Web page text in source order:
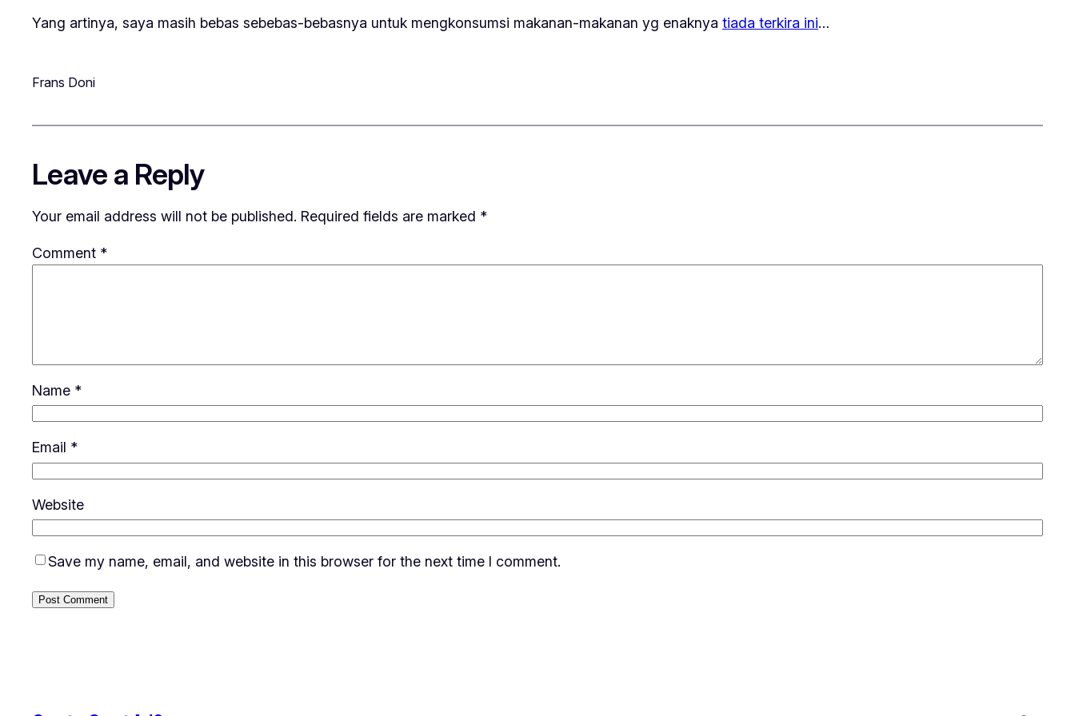
Yang artinya, saya masih bebas sebebas-bebasnya untuk mengkonsumsi makanan-makanan yg enaknya tiada terkira ini…
Frans Doni
Leave a Reply
Your email address will not be published. Required fields are marked *
Comment *
Name *
Email *
Website
Save my name, email, and website in this browser for the next time I comment.